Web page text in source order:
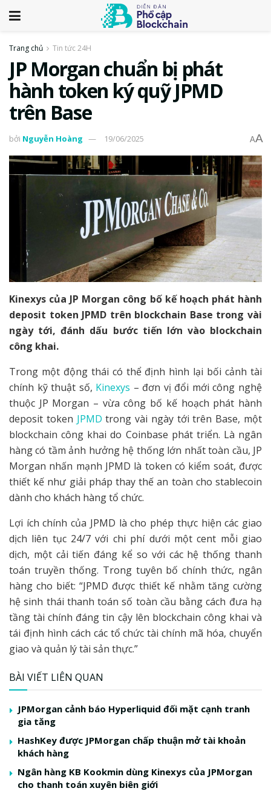
Trang chủ Tin tức 24H
JP Morgan chuẩn bị phát
hành token ký quỹ JPMD
trên Base
bởi Nguyễn Hoàng 19/06/2025 AA
Kinexys của JP Morgan công bố kế hoạch phát hành
deposit token JPMD trên blockchain Base trong vài
ngày tới, đánh dấu bước tiến lớn vào blockchain
công khai.
Trong một động thái có thể định hình lại bối cảnh tài
chính kỹ thuật số, Kinexys – đơn vị đổi mới công nghệ
thuộc JP Morgan – vừa công bố kế hoạch phát hành
deposit token JPMD trong vài ngày tới trên Base, một
blockchain công khai do Coinbase phát triển. Là ngân
hàng có tầm ảnh hưởng hệ thống lớn nhất toàn cầu, JP
Morgan nhấn mạnh JPMD là token có kiểm soát, được
thiết kế như giải pháp thay thế an toàn cho stablecoin
dành cho khách hàng tổ chức.
Lợi ích chính của JPMD là cho phép thực hiện các giao
dịch liên tục 24/7 với chi phí dưới một cent mỗi giao
dịch, một cải tiến đáng kể so với các hệ thống thanh
toán truyền thống. Trong tuyên bố chính thức, ngân
hàng cho biết: “JPMD được thiết kế nhằm tăng cường
hệ sinh thái thanh toán số toàn cầu bằng cách đưa hạ
tầng tài chính đáng tin cậy lên blockchain công khai và
tái định hình cách các tổ chức tài chính mã hóa, chuyển
giao và quản lý tài sản thực.”
BÀI VIẾT LIÊN QUAN
JPMorgan cảnh báo Hyperliquid đối mặt cạnh tranh
gia tăng
HashKey được JPMorgan chấp thuận mở tài khoản
khách hàng
Ngân hàng KB Kookmin dùng Kinexys của JPMorgan
cho thanh toán xuyên biên giới